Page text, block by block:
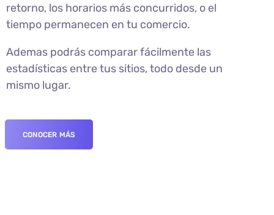
retorno, los horarios más concurridos, o el
tiempo permanecen en tu comercio.
Ademas podrás comparar fácilmente las
estadísticas entre tus sitios, todo desde un
mismo lugar.
CONOCER MÁS